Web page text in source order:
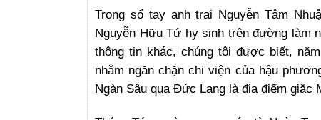
Trong sổ tay anh trai Nguyễn Tâm
Nguyễn Hữu Tứ hy sinh trên đường làm
thông tin khác, chúng tôi được biết,
nhằm ngăn chặn chi viện của hậu
Ngàn Sâu qua Đức Lạng là địa điểm giặc